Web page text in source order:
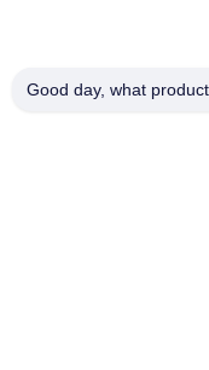
Good day, what